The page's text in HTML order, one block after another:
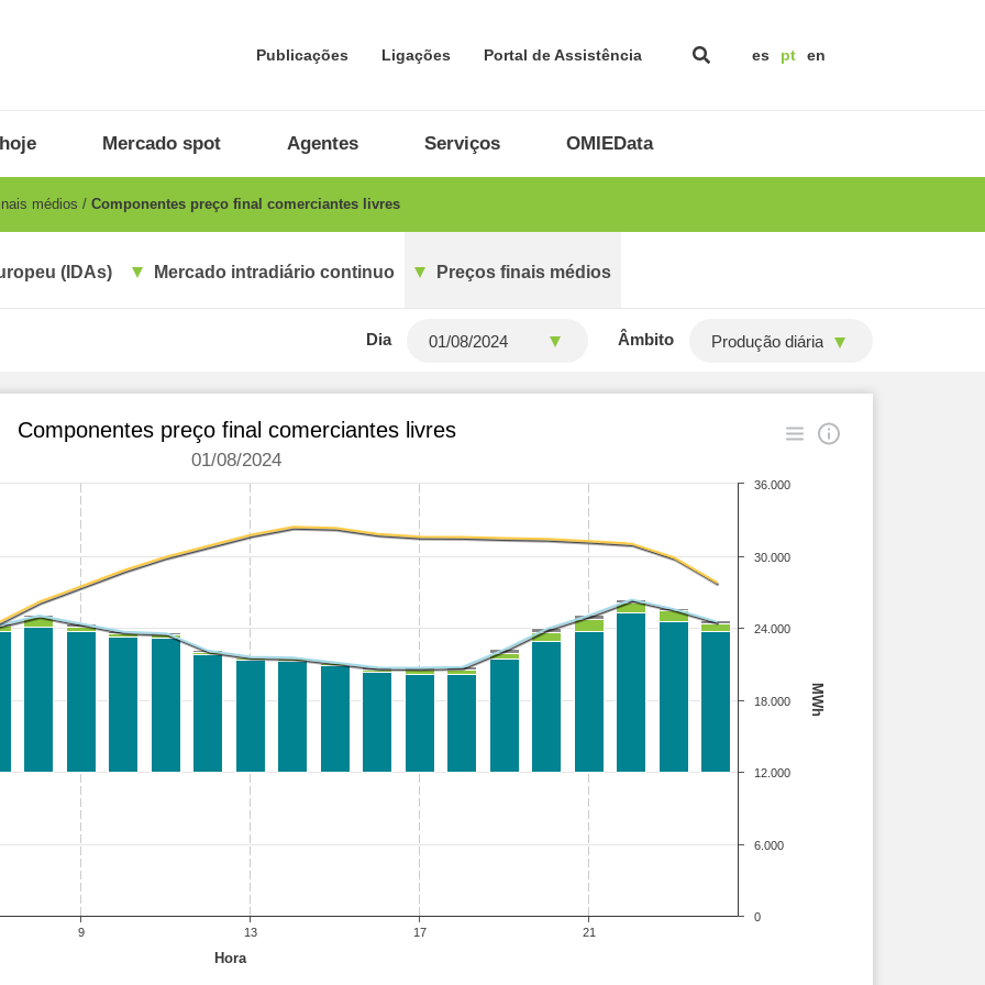
Publicações Ligações Portal de Assistência es pt en
Mercado spot Agentes Serviços OMIEData
médios Componentes preço final comerciantes livres
(IDAs) Mercado intradiário continuo Preços finais médios
Dia Âmbito Produção diária
Hora
MWh
Componentes preço final comerciantes livres
01/08/2024
9 13 17 21
0
6.000
12.000
18.000
24.000
30.000
36.000